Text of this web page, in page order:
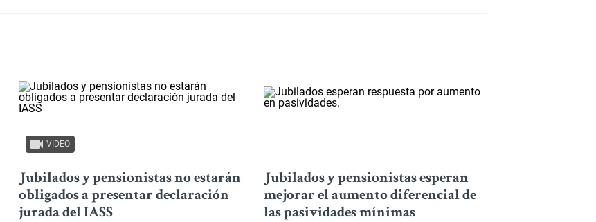
VIDEO
Jubilados y pensionistas no estarán
obligados a presentar declaración
jurada del IASS
Jubilados y pensionistas esperan
mejorar el aumento diferencial de
las pasividades mínimas